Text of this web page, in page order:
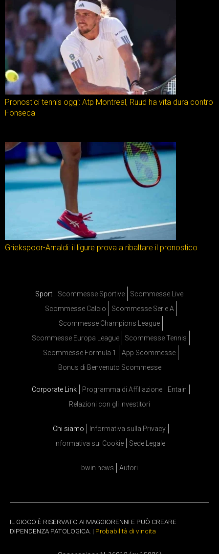
Pronostici tennis oggi: Atp Montreal, Ruud ha vita dura contro
Fonseca
Griekspoor-Arnaldi: il ligure prova a ribaltare il pronostico
Sport Scommesse Sportive
Scommesse Live
Scommesse Calcio
Scommesse Serie A
Scommesse Champions League
Scommesse Europa League
Scommesse Tennis
Scommesse Formula 1
App Scommesse
Bonus di Benvenuto Scommesse
Corporate Link Programma di Affiliazione
Entain
Relazioni con gli investitori
Chi siamo
Informativa sulla Privacy
Informativa sui Cookie
Sede Legale
bwin news Autori
IL GIOCO È RISERVATO AI MAGGIORENNI E PUÒ CREARE
DIPENDENZA PATOLOGICA. | Probabilità di vincita